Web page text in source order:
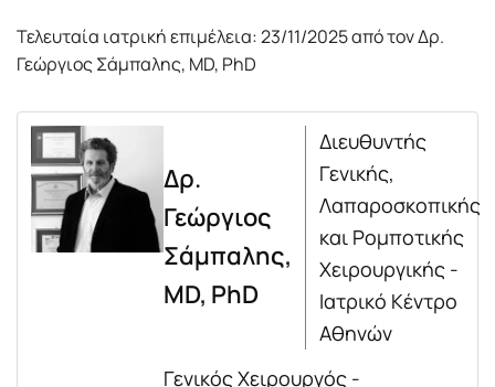
Τελευταία ιατρική επιμέλεια: 23/11/2025 από τον Δρ.
Γεώργιος Σάμπαλης, MD, PhD
Δρ.
Γεώργιος
Σάμπαλης,
MD, PhD
Διευθυντής
Γενικής,
Λαπαροσκοπικής
και Ρομποτικής
Χειρουργικής -
Ιατρικό Κέντρο
Αθηνών
Γενικός Χειρουργός -